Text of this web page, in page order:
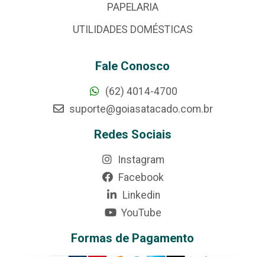
PAPELARIA
UTILIDADES DOMÉSTICAS
Fale Conosco
(62) 4014-4700
suporte@goiasatacado.com.br
Redes Sociais
Instagram
Facebook
Linkedin
YouTube
Formas de Pagamento